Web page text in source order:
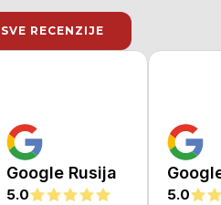
RECENZIJE
RECENZIJE
Google Rusija
5.0 5.0